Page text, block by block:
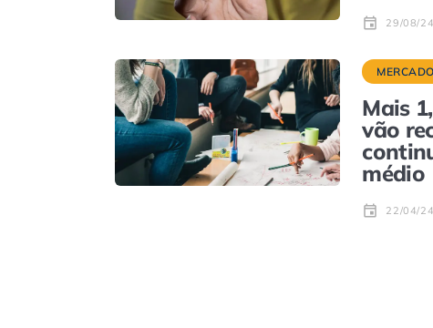
29/08/24
MERCADO
Mais
vão
médio
22/04/24